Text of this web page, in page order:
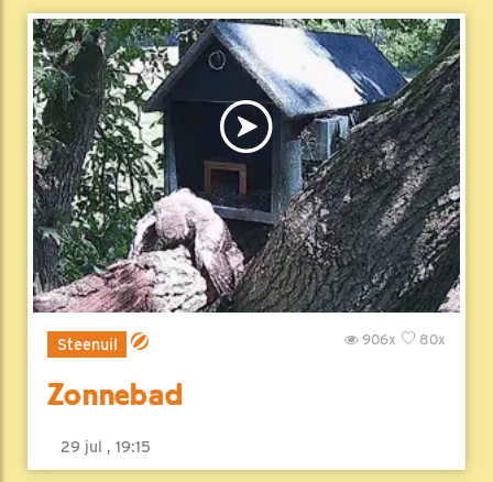
Steenuil 80x
906x
Zonnebad
29 jul , 19:15